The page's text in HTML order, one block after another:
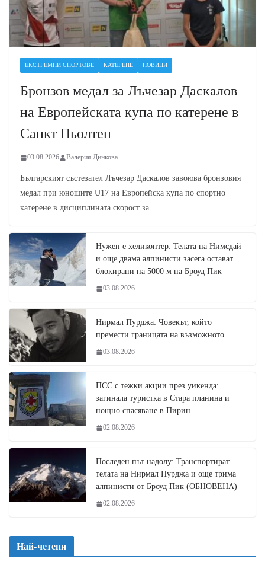
ЕКСТРЕМНИ СПОРТОВЕ КАТЕРЕНЕ НОВИНИ
Бронзов медал за Лъчезар Даскалов
на Европейската купа по катерене в
Санкт Пьолтен
03.08.2026 Валерия Динкова
Българският състезател Лъчезар Даскалов завоюва бронзовия
медал при юношите U17 на Европейска купа по спортно
катерене в дисциплината скорост за
Нужен е хеликоптер: Телата на Нимсдай
и още двама алпинисти засега остават
блокирани на 5000 м на Броуд Пик
03.08.2026
Нирмал Пурджа: Човекът, който
премести границата на възможното
03.08.2026
ПСС с тежки акции през уикенда:
загинала туристка в Стара планина и
нощно спасяване в Пирин
02.08.2026
Последен път надолу: Транспортират
телата на Нирмал Пурджа и още трима
алпинисти от Броуд Пик (ОБНОВЕНА)
02.08.2026
Най-четени